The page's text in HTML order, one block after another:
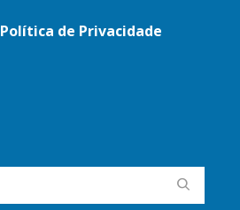
Política de Privacidade